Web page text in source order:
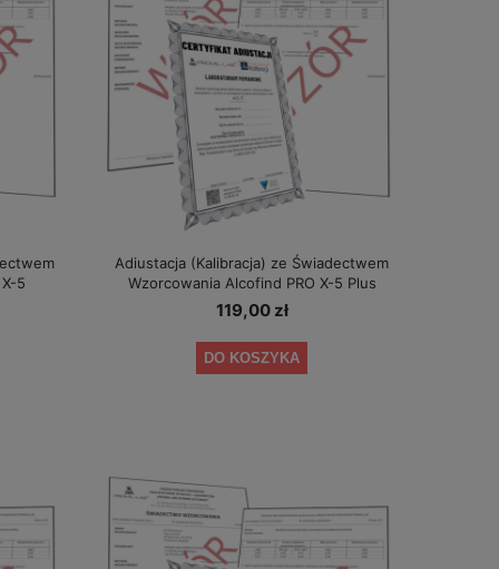
5
Adiustacja (Kalibracja) ze Świadectwem
Wzorcowania Alcofind PRO X-5 Plus
119,00 zł
DO KOSZYKA